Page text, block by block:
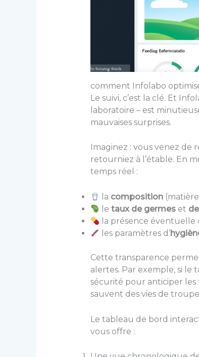
comment Infolabo
Le suivi, c’est la clé. Et
laboratoire – est
mauvaises surprises.
Imaginez : vous venez
retourniez à l’étable. En
temps réel :
la composition
le taux de germeset
la présence éventuelle
les paramètres d’
Cette transparence
alertes. Par exemple, si
sécurité pour anticiper les
sauvent des vies de
Le tableau de bord
vous offre :